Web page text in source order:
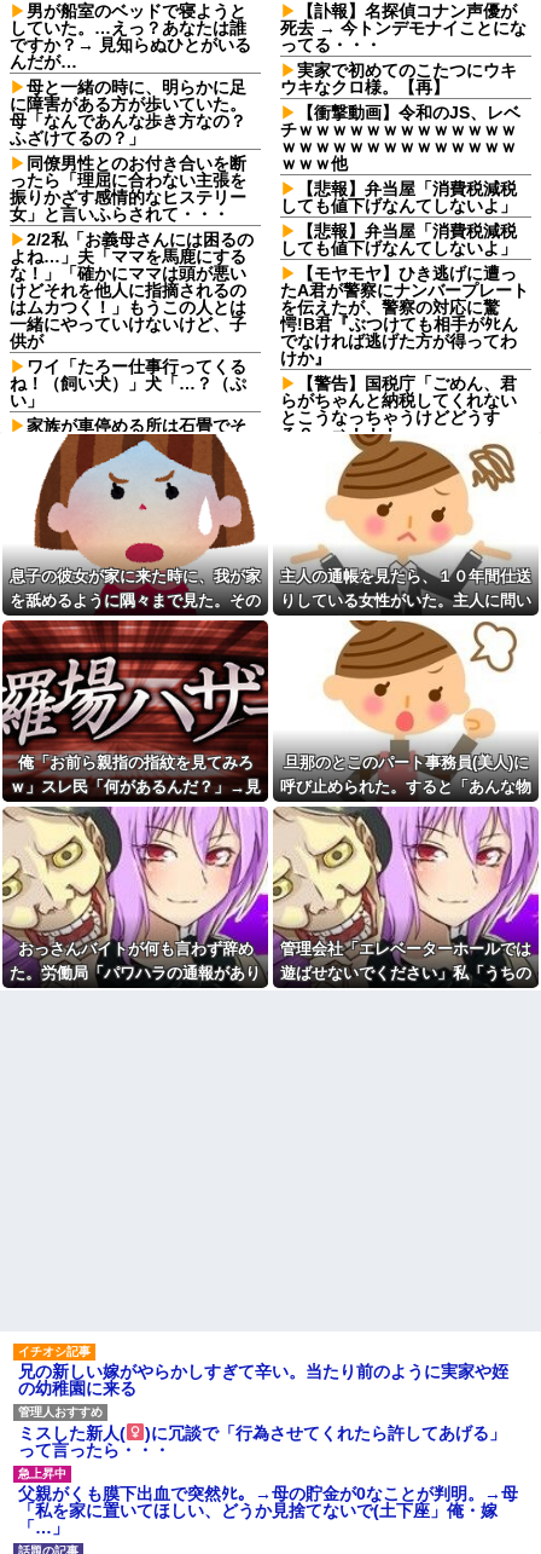
男が船室のベッドで寝ようと
していた。…えっ？あなたは誰
ですか？→ 見知らぬひとがいる
んだが…
母と一緒の時に、明らかに足
に障害がある方が歩いていた。
母「なんであんな歩き方なの？
ふざけてるの？」
同僚男性とのお付き合いを断
ったら「理屈に合わない主張を
振りかざす感情的なヒステリー
女」と言いふらされて・・・
2/2私「お義母さんには困るの
よね…」夫「ママを馬鹿にする
な！」「確かにママは頭が悪い
けどそれを他人に指摘されるの
はムカつく！」もうこの人とは
一緒にやっていけないけど、子
供が
ワイ「たろー仕事行ってくる
ね！（飼い犬）」犬「…？（ぷ
い」
家族が車停める所は石畳でそ
こには２台家族の車停めてたん
だけど、中庭の芝生上に知らな
い車が4台停まっていた 父が運転
手捕まえ「芝生を弁償して...
私「血まみれで何してるんで
すか！？」婆さん「腕が抜けな
いのよ…助けて！」→帰宅した
ら玄関前がとんでもない修羅場
になっていて…
下に住み始めた住民の頭がお
かしい。朝3時から部屋に掃除機
をかける音が響く・・・
嫁からマジで離婚を切り出さ
れている。俺がネトゲしすぎて
全くかまわなかったのが原因ら
しく...
娘「お父さん早く来て！」俺
「何があった？」→「知らない
人につけられてる」と聞いて血
の気が引いて…
無人レジに前の人のレシート
が残っててん百円当たりとか書
かれた当たり券だったが店員が
さっと取ってった
【画像】 北海道、推定300kg
のヒグマ登場ｗｗｗｗｗｗｗｗ
ｗｗｗｗｗｗｗｗｗｗｗｗ
お前ら急げ！怪しい外人みつ
けたら法務省にタレコミしてみ
ろ！意外と仕事するぞ？
です。母の薦めでこちらに参り
ました」と言っているが、...
ハードオフに売っていた4万
4000円のフィギュアがヤバすぎ
るｗｗｗｗｗｗ「こんな高い
の？ｗｗ」「逆に超安い」
私「ちょっと、人の家の金庫
触らないでよ！」キチママ『そ
こに金庫があったから、開けて
みようとしただけ☆』義兄「泥
は出てけ！二度と来るな！」結
果・・・
【訃報】名探偵コナン声優が
死去 → 今トンデモナイことにな
ってる・・・
実家で初めてのこたつにウキ
ウキなクロ様。【再】
【衝撃動画】令和のJS、レベ
チｗｗｗｗｗｗｗｗｗｗｗｗｗ
ｗｗｗｗｗｗｗｗｗｗｗｗｗｗ
ｗｗｗ他
【悲報】弁当屋「消費税減税
しても値下げなんてしないよ」
【悲報】弁当屋「消費税減税
しても値下げなんてしないよ」
【モヤモヤ】ひき逃げに遭っ
たA君が警察にナンバープレート
を伝えたが、警察の対応に驚
愕!B君『ぶつけても相手がﾀﾋん
でなければ逃げた方が得ってわ
けか』
【警告】国税庁「ごめん、君
らがちゃんと納税してくれない
とこうなっちゃうけどどうす
る？」⇒！！！
エナドリで肝臓ぶっ壊したけ
ど質問ある？
90年ぶりに誕生した待望の女
の子。お祭り騒ぎの義実家の一
方で、近所の婦人会メンバーか
ら「死なないといいね」と不吉
な言葉を何度も繰り返されてし
まう・・・
浮気と緊急避妊薬を隠す元カ
ノ！問い詰めると「記憶がな
い」と逃げ、私を「モラハラ
男」認定してキープ＆おねだり
三昧。浮気発覚後、我慢の限界
で他の女性とスピード婚した結
果ｗｗｗｗｗ
【徹底議論】近代日本史で最
も取り返しのつかなかった失敗
って何？
旦那のとこのパート事務員(美
人)に呼び止められた。すると
「あんな物(昼食)を旦那さんに食
べさせるなんて信じられな
い！」と言い出し...
浮気相手との性行為時間→3時
間、嫁との性行為時間→15分
wwwwwwwww
母の一軒家借りて一人暮らし
してた頃。友人連れて帰宅した
ら、知らない女性が風呂に入っ
い。結婚の挨拶にも行かない」
合い、たくさん受けさせてるけ
主な税金の成り立ちを調べて
みたよ
息子の彼女が家に来た時に、我が家
を舐めるように隅々まで見た。その
次の瞬間、女がとんでもない一言
主人の通帳を見たら、１０年間仕送
りしている女性がいた。主人に問い
詰めたら、白状して...
俺「お前ら親指の指紋を見てみろ
ｗ」スレ民「何があるんだ？」→見
た瞬間、思わず笑ってしまう人が続
出して…
旦那のとこのパート事務員(美人)に
呼び止められた。すると「あんな物
(昼食)を旦那さんに食べさせるなん
て信じられない！」と言い出し...
おっさんバイトが何も言わず辞め
た。労働局「パワハラの通報があり
管理会社「エレベーターホールでは
遊ばせないでください」私「うちの
兄の新しい嫁がやらかしすぎて辛い。当たり前のように実家や姪
の幼稚園に来る
ミスした新人(
)に冗談で「行為させてくれたら許してあげる」
って言ったら・・・
父親がくも膜下出血で突然ﾀﾋ。→母の貯金が0なことが判明。→母
「私を家に置いてほしい、どうか見捨てないで(土下座」俺・嫁
「…」